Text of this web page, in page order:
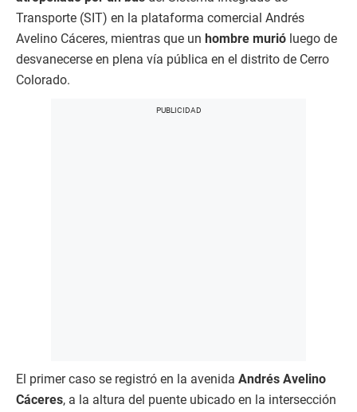
Transporte (SIT) en la plataforma comercial Andrés
Avelino Cáceres, mientras que un hombre murió luego de
desvanecerse en plena vía pública en el distrito de Cerro
Colorado.
El primer caso se registró en la avenida Andrés Avelino
Cáceres, a la altura del puente ubicado en la intersección